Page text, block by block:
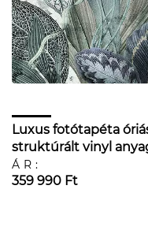
Luxus fotótapéta
struktúrált vinyl
ÁR:
359 990 Ft